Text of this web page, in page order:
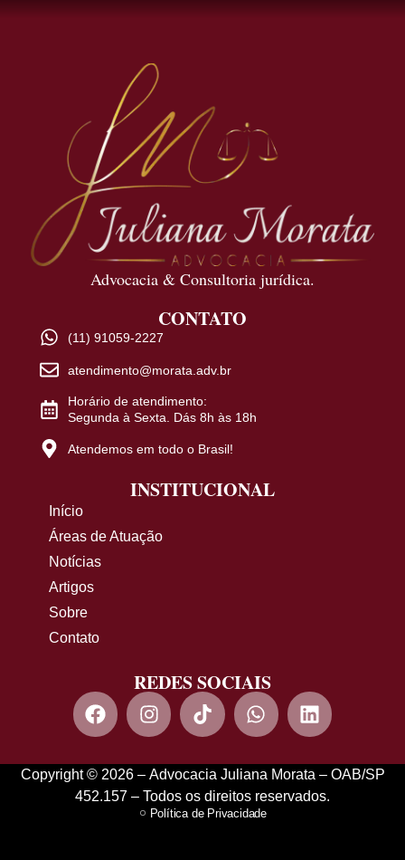
Advocacia & Consultoria jurídica.
CONTATO
(11) 91059-2227
atendimento@morata.adv.br
Horário de atendimento:
Segunda à Sexta. Dás 8h às 18h
Atendemos em todo o Brasil!
INSTITUCIONAL
Início
Áreas de Atuação
Notícias
Artigos
Sobre
Contato
REDES SOCIAIS
Copyright © 2026 – Advocacia Juliana Morata – OAB/SP
452.157 – Todos os direitos reservados.
Política de Privacidade